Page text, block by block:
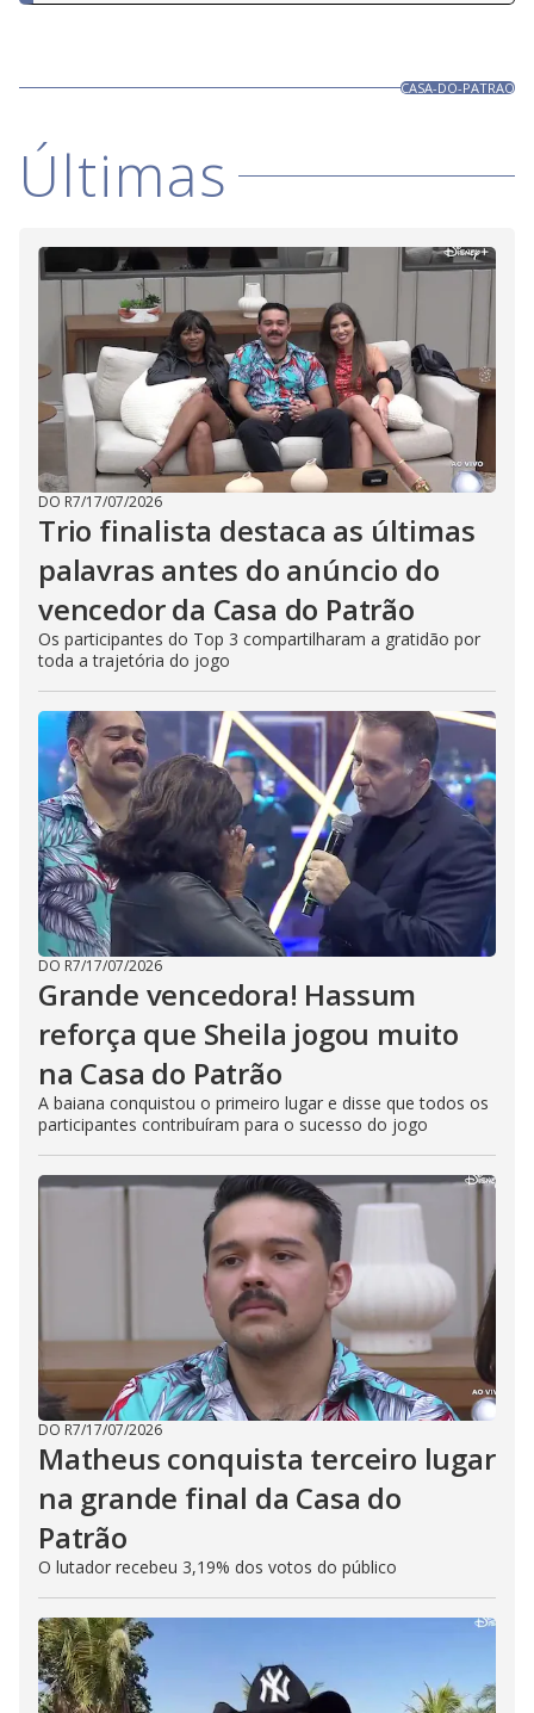
CASA-DO-PATRAO
Últimas
DO R7/17/07/2026
Trio finalista destaca as últimas
palavras antes do anúncio do
vencedor da Casa do Patrão
Os participantes do Top 3 compartilharam a gratidão por
toda a trajetória do jogo
DO R7/17/07/2026
Grande vencedora! Hassum
reforça que Sheila jogou muito
na Casa do Patrão
A baiana conquistou o primeiro lugar e disse que todos os
participantes contribuíram para o sucesso do jogo
DO R7/17/07/2026
Matheus conquista terceiro lugar
na grande final da Casa do
Patrão
O lutador recebeu 3,19% dos votos do público